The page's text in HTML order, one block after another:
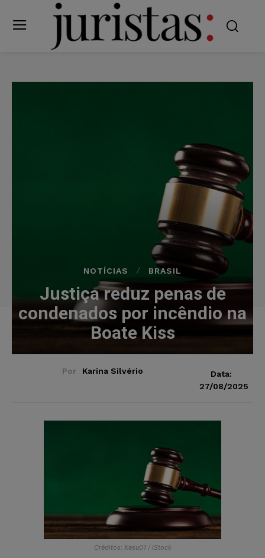
NOTÍCIAS BRASIL
Justiça reduz penas de
condenados por incêndio na
Boate Kiss
Por Karina Silvério
Data:
27/08/2025
Créditos: Kesu01 / iStock